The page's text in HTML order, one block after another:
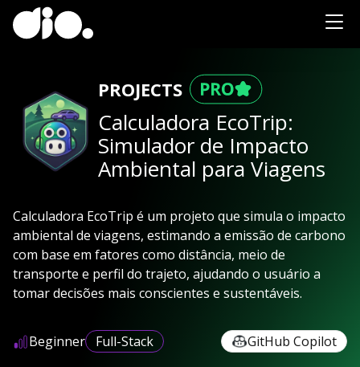
PROJECTS
Calculadora EcoTrip:
Simulador de Impacto
Ambiental para Viagens
Calculadora EcoTrip é um projeto que simula o impacto
ambiental de viagens, estimando a emissão de carbono
com base em fatores como distância, meio de
transporte e perfil do trajeto, ajudando o usuário a
tomar decisões mais conscientes e sustentáveis.
Beginner Full-Stack GitHub Copilot